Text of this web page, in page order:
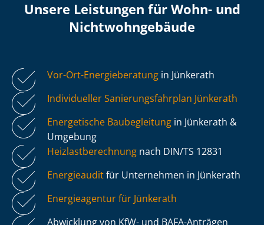
Unsere Leistungen für Wohn- und
Nicht­wohn­ge­bäu­de
Vor-Ort-Energieberatung in Jünkerath
Individueller Sa­nie­rungs­fahr­plan Jünkerath
Energetische Baubegleitung in Jünkerath &
Umgebung
Heiz­last­be­rech­nung nach DIN/TS 12831
Energieauditfür Unternehmen in Jünkerath
Energieagentur für Jünkerath
Abwicklung von KfW- und BAFA-Anträgen